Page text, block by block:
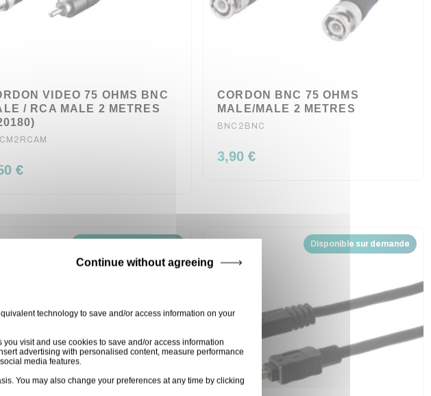
VIDEO 75 OHMS BNC
/ RCA MALE 2 METRES
€
CORDON BNC 75 OHMS
MALE/MALE 2 METRES
BNC2BNC
3,90 €
Disponible sur demande
technology to save and/or access information on your
visit and use cookies to save and/or access information
advertising with personalised content, measure performance
media features.
You may also change your preferences at any time by clicking
Continue without agreeing